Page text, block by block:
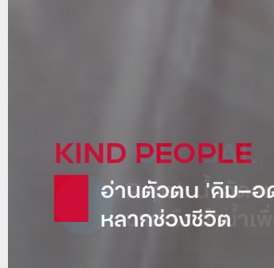
KIND GLOBAL
Pepsi: น้ำอัดล
ขายเรือดำน้ำเ